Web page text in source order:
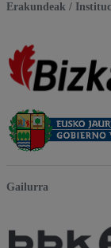
Erakundeak /
Gailurra